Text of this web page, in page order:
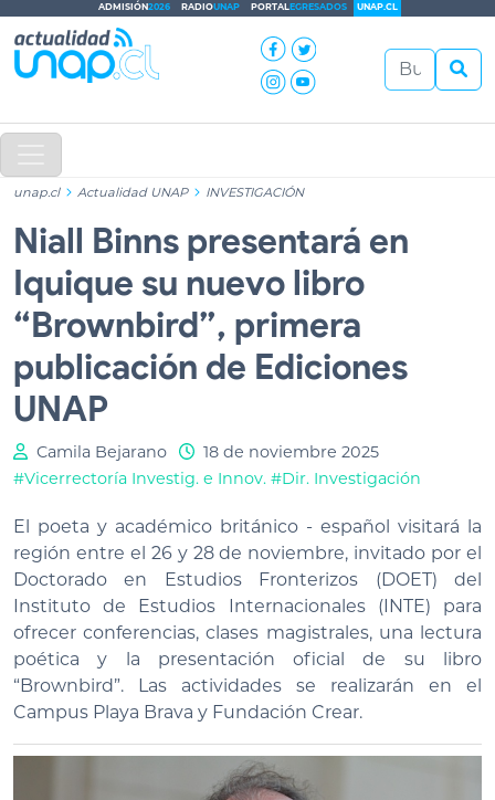
ADMISIÓN2026 RADIOUNAP PORTALEGRESADOS UNAP.CL
unap.cl Actualidad UNAP INVESTIGACIÓN
Niall Binns presentará en
Iquique su nuevo libro
“Brownbird”, primera
publicación de Ediciones
UNAP
Camila Bejarano
18 de noviembre 2025
#Vicerrectoría Investig. e Innov. #Dir. Investigación
El poeta y académico británico - español visitará la
región entre el 26 y 28 de noviembre, invitado por el
Doctorado en Estudios Fronterizos (DOET) del
Instituto de Estudios Internacionales (INTE) para
ofrecer conferencias, clases magistrales, una lectura
poética y la presentación oficial de su libro
“Brownbird”. Las actividades se realizarán en el
Campus Playa Brava y Fundación Crear.